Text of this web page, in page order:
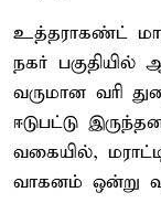
உத்தராகண்ட்
நகர்
வருமான வரி
ஈடுபட்டு
வகையில்,
வாகனம் ஒன்று